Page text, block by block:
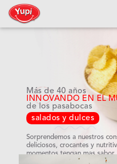
Más de 40 años
INNOVANDO EN EL
de los pasabocas
salados y dulces
Sorprendemos a nuestros
deliciosos, crocantes y
momentos tengan mas sabor.